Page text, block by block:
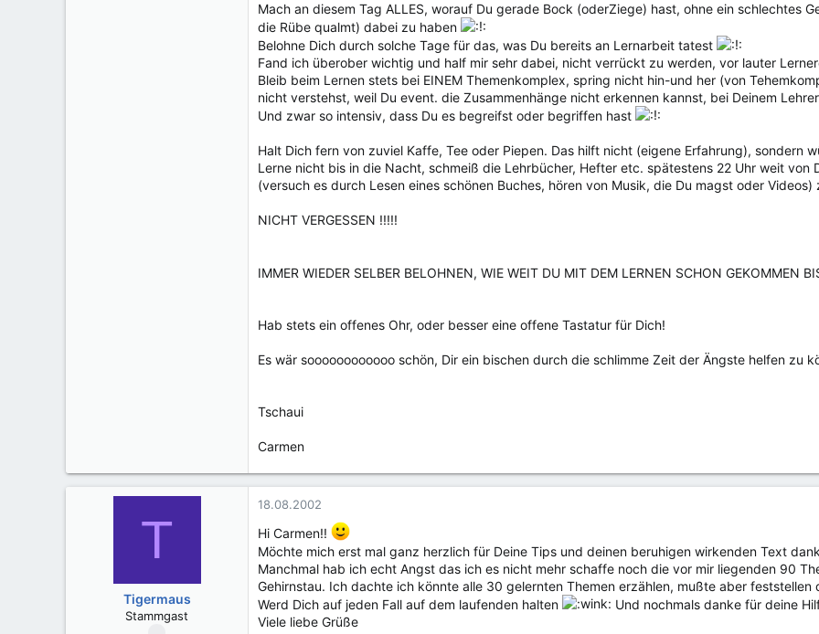
Mach an diesem Tag ALLES, worauf Du gerade Bock (oderZiege) hast, ohne ein schlechtes
die Rübe qualmt) dabei zu haben
Belohne Dich durch solche Tage für das, was Du bereits an Lernarbeit tatest
Fand ich überober wichtig und half mir sehr dabei, nicht verrückt zu werden, vor lauter
Bleib beim Lernen stets bei EINEM Themenkomplex, spring nicht hin-und her (von
nicht verstehst, weil Du event. die Zusammenhänge nicht erkennen kannst, bei Deinem
Und zwar so intensiv, dass Du es begreifst oder begriffen hast
Halt Dich fern von zuviel Kaffe, Tee oder Piepen. Das hilft nicht (eigene Erfahrung), sondern
Lerne nicht bis in die Nacht, schmeiß die Lehrbücher, Hefter etc. spätestens 22 Uhr weit von
(versuch es durch Lesen eines schönen Buches, hören von Musik, die Du magst oder Videos)
NICHT VERGESSEN !!!!!
IMMER WIEDER SELBER BELOHNEN, WIE WEIT DU MIT DEM LERNEN SCHON GEKOMMEN
Hab stets ein offenes Ohr, oder besser eine offene Tastatur für Dich!
Es wär soooooooooooo schön, Dir ein bischen durch die schlimme Zeit der Ängste helfen zu
Tschaui
Carmen
T
Tigermaus
Stammgast
18.08.2002
Hi Carmen!!
Möchte mich erst mal ganz herzlich für Deine Tips und deinen beruhigen wirkenden Text
Manchmal hab ich echt Angst das ich es nicht mehr schaffe noch die vor mir liegenden 90
Gehirnstau. Ich dachte ich könnte alle 30 gelernten Themen erzählen, mußte aber
Werd Dich auf jeden Fall auf dem laufenden halten
Und nochmals danke für deine
Viele liebe Grüße